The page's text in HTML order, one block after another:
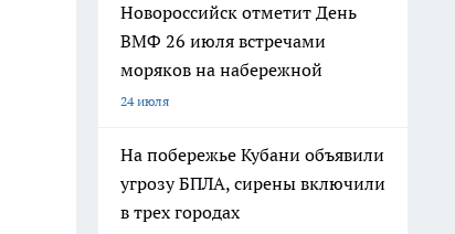
Новороссийск отметит День
ВМФ 26 июля встречами
моряков на набережной
24 июля
На побережье Кубани объявили
угрозу БПЛА, сирены включили
в трех городах